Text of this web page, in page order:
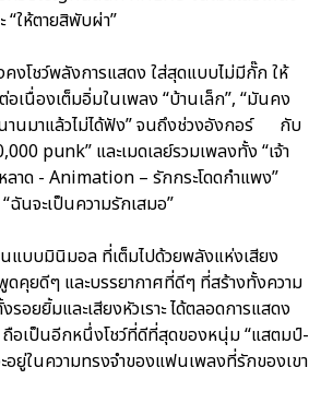
“ให้ตายสิพับผ่า”
งโชว์พลังการแสดง ใส่สุดแบบไม่มีกั๊ก ให้
เนื่องเต็มอิ่มในเพลง “บ้านเล็ก”, “มันคง
นานมาแล้วไม่ได้ฟัง” จนถึงช่วงอังกอร์ กับ
punk” และเมดเลย์รวมเพลงทั้ง “เจ้า
าด - Animation – รักกระโดดกำแพง”
ฉันจะเป็นความรักเสมอ”
แบบมินิมอล ที่เต็มไปด้วยพลังแห่งเสียง
คุยดีๆ และบรรยากาศที่ดีๆ ที่สร้างทั้งความ
อยยิ้มและเสียงหัวเราะ ได้ตลอดการแสดง
ถือเป็นอีกหนึ่งโชว์ที่ดีที่สุดของหนุ่ม “แสตมป์-
อยู่ในความทรงจำของแฟนเพลงที่รักของเขา